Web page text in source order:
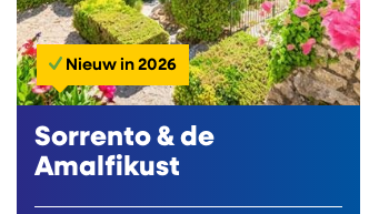
Nieuw in 2026
Sorrento & de
Amalfikust